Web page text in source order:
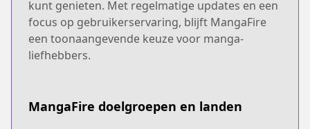
kunt genieten. Met regelmatige updates en een
focus op gebruikerservaring, blijft MangaFire
een toonaangevende keuze voor manga-
liefhebbers.
MangaFire doelgroepen en landen